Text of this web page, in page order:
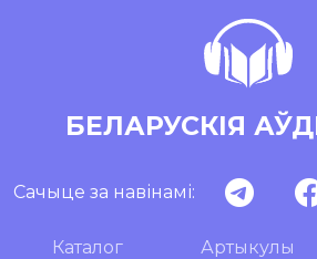
БЕЛАРУСКІЯ
Сачыце за навінамі:
Каталог Артыкулы